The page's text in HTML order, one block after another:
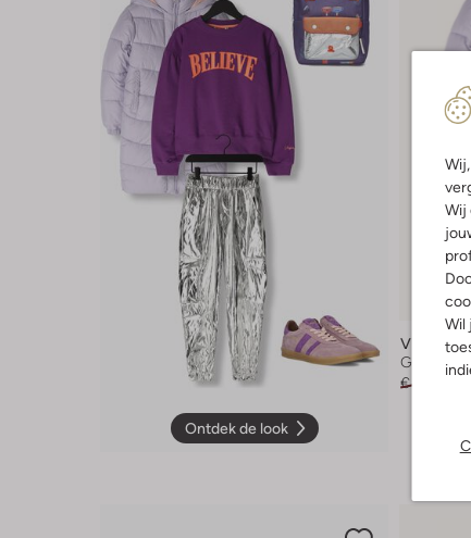
Wij
Wil
Ontdek de look
Laatste
-30%
Vingino
€ 99,95